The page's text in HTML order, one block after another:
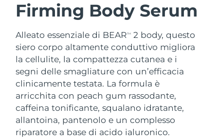
Firming Body Serum
Alleato essenziale di BEARTM
2 body, questo
siero corpo altamente conduttivo migliora
la cellulite, la compattezza cutanea e i
segni delle smagliature con un’efficacia
clinicamente testata. La formula è
arricchita con peach gum rassodante,
caffeina tonificante, squalano idratante,
allantoina, pantenolo e un complesso
riparatore a base di acido ialuronico.